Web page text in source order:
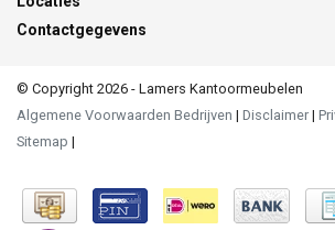
Contactgegevens
© Copyright 2026 - Lamers Kantoormeubelen
Algemene Voorwaarden Bedrijven | Disclaimer |
Sitemap |